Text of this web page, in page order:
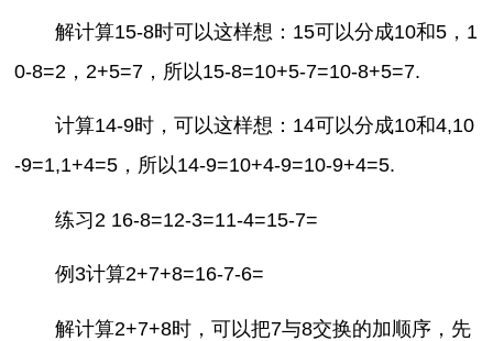
解计算15-8时可以这样想：15可以分成10和5，1
0-8=2，2+5=7，所以15-8=10+5-7=10-8+5=7.
计算14-9时，可以这样想：14可以分成10和4,10
-9=1,1+4=5，所以14-9=10+4-9=10-9+4=5.
练习2 16-8=12-3=11-4=15-7=
例3计算2+7+8=16-7-6=
解计算2+7+8时，可以把7与8交换的加顺序，先